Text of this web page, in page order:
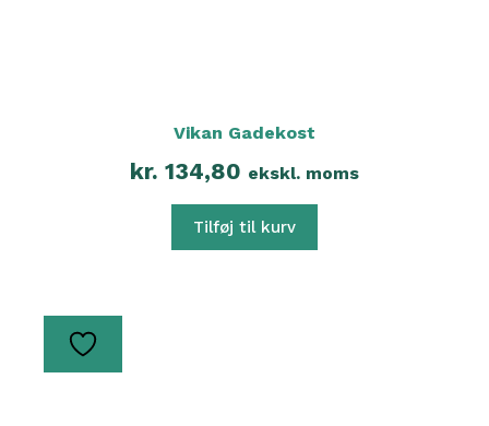
Vikan Gadekost
kr. 134,80 ekskl. moms
Tilføj til kurv